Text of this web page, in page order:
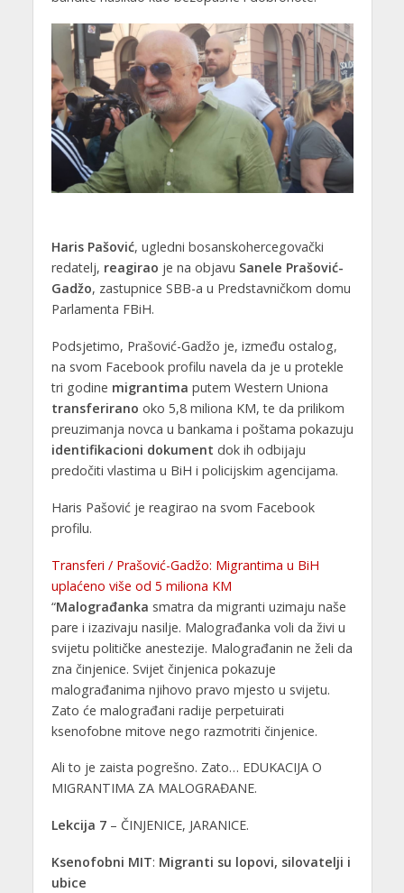
Haris Pašović, ugledni bosanskohercegovački
redatelj, reagirao je na objavu Sanele Prašović-
Gadžo, zastupnice SBB-a u Predstavničkom domu
Parlamenta FBiH.
Podsjetimo, Prašović-Gadžo je, između ostalog,
na svom Facebook profilu navela da je u protekle
tri godine migrantima putem Western Uniona
transferirano oko 5,8 miliona KM, te da prilikom
preuzimanja novca u bankama i poštama pokazuju
identifikacioni dokument dok ih odbijaju
predočiti vlastima u BiH i policijskim agencijama.
Haris Pašović je reagirao na svom Facebook
profilu.
Transferi / Prašović-Gadžo: Migrantima u BiH
uplaćeno više od 5 miliona KM
“Malograđanka smatra da migranti uzimaju naše
pare i izazivaju nasilje. Malograđanka voli da živi u
svijetu političke anestezije. Malograđanin ne želi da
zna činjenice. Svijet činjenica pokazuje
malograđanima njihovo pravo mjesto u svijetu.
Zato će malograđani radije perpetuirati
ksenofobne mitove nego razmotriti činjenice.
Ali to je zaista pogrešno. Zato… EDUKACIJA O
MIGRANTIMA ZA MALOGRAĐANE.
Lekcija 7– ČINJENICE, JARANICE.
Ksenofobni MIT: Migranti su lopovi, silovatelji i
ubice